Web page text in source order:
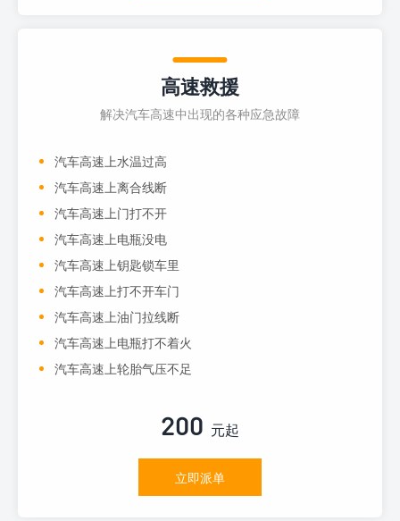
高速救援
解决汽车高速中出现的各种应急故障
汽车高速上水温过高
汽车高速上离合线断
汽车高速上门打不开
汽车高速上电瓶没电
汽车高速上钥匙锁车里
汽车高速上打不开车门
汽车高速上油门拉线断
汽车高速上电瓶打不着火
汽车高速上轮胎气压不足
200 元起
立即派单